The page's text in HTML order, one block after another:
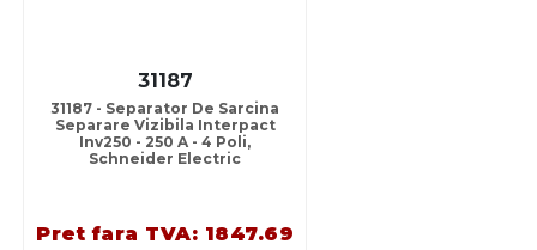
31187
31187 - Separator De Sarcina
Separare Vizibila Interpact
Inv250 - 250 A - 4 Poli,
Schneider Electric
Pret fara TVA: 1847.69